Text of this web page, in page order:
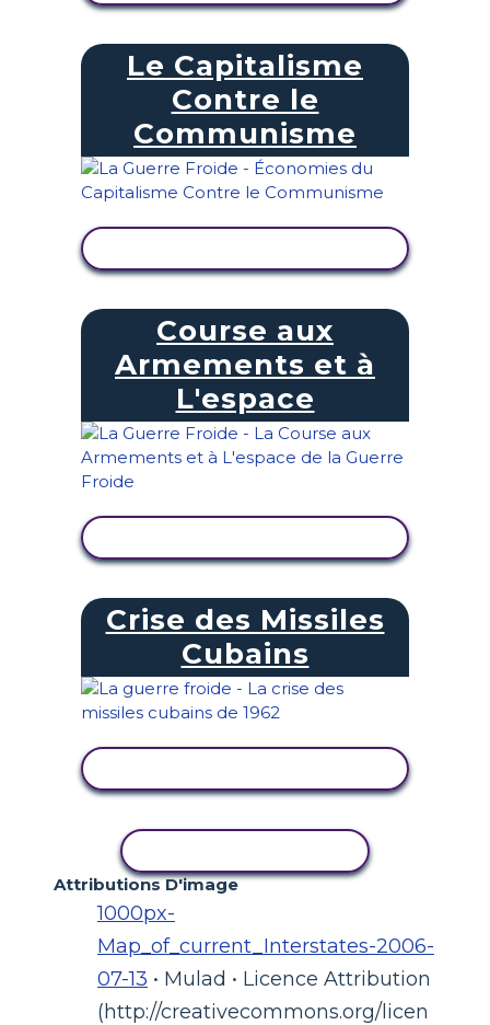
Le Capitalisme
Contre le
Communisme
Course aux
Armements et à
L'espace
Crise des Missiles
Cubains
Attributions D'image
1000px-
Map_of_current_Interstates-2006-
07-13 • Mulad • Licence Attribution
(http://creativecommons.org/licen